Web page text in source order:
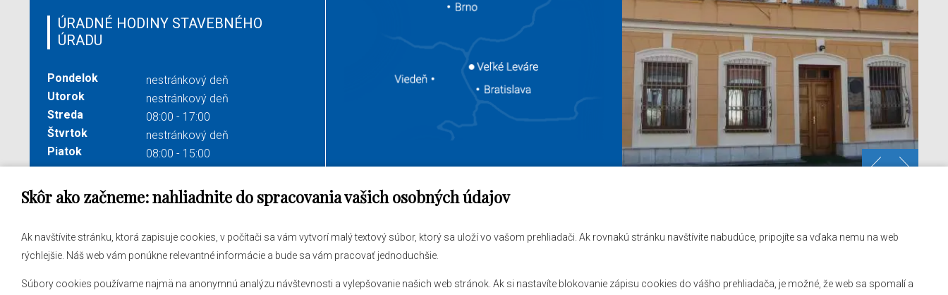
Skôr ako začneme: nahliadnite do spracovania vašich osobných údajov
Ak navštívite stránku, ktorá zapisuje cookies, v počítači sa vám vytvorí malý textový súbor, ktorý sa uloží vo vašom prehliadači. Ak rovnakú stránku navštívite nabudúce, pripojíte sa vďaka nemu na web
rýchlejšie. Náš web vám ponúkne relevantné informácie a bude sa vám pracovať jednoduchšie.
Súbory cookies používame najmä na anonymnú analýzu návštevnosti a vylepšovanie našich web stránok. Ak si nastavíte blokovanie zápisu cookies do vášho prehliadača, je možné, že web sa spomalí a
ÚRADNÉ HODINY STAVEBNÉHO
ÚRADU
Pondelok
nestránkový deň
Utorok
nestránkový deň
Streda
08:00 - 17:00
Štvrtok
nestránkový deň
Piatok
08:00 - 15:00
Informácie:ocuvl@levare.sk
Samospráva
Obecný úrad Hlásenia obecného rozhlasu Facebook